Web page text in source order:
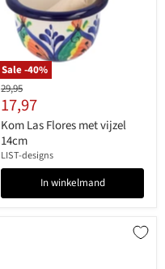
Sale -40%
Originele
prijs
29,95
Huidige
prijs
17,97
Kom Las Flores met vijzel
14cm
LIST-designs
In winkelmand